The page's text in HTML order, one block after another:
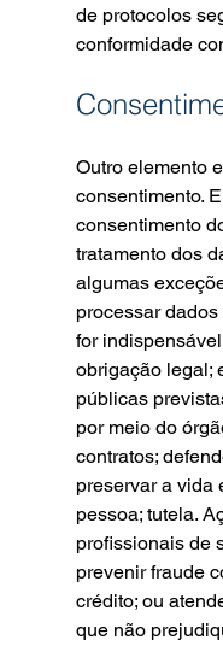
de protocolos
conformidade
Outro elemento
consentimento.
consentimento
tratamento dos
algumas
processar
for
obrigação legal;
públicas
por meio do
contratos;
preservar a vida
pessoa; tutela.
profissionais de
prevenir fraude
crédito; ou
que não